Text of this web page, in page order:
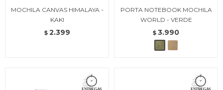
MOCHILA CANVAS HIMALAYA -
KAKI
$ 2.399
PORTA NOTEBOOK MOCHILA
WORLD - VERDE
$ 3.990